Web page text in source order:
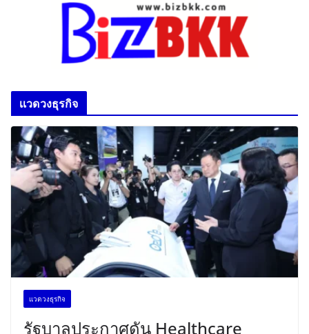
เเวดวงธุรกิจ
เเวดวงธุรกิจ
รัฐบาลประกาศดัน Healthcare